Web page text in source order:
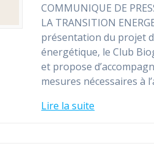
COMMUNIQUE DE
LA TRANSITION
présentation du projet
énergétique, le Club
et propose
mesures nécessaires à
Lire la suite